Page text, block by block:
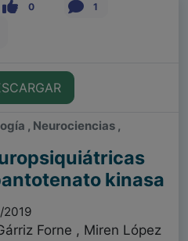
0 1
, Neurociencias ,
kinasa
2019
Forne , Miren López